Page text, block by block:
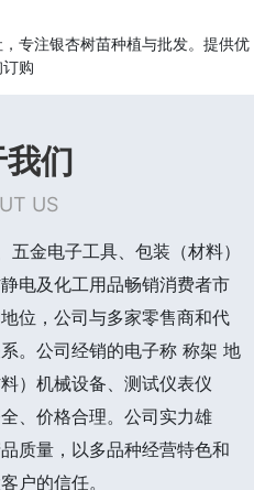
专注银杏树苗种植与批发。提供优
购
们
US
金电子工具、包装（材料）
电及化工用品畅销消费者市
位，公司与多家零售商和代
。公司经销的电子称 称架 地
）机械设备、测试仪表仪
、价格合理。公司实力雄
质量，以多品种经营特色和
户的信任。